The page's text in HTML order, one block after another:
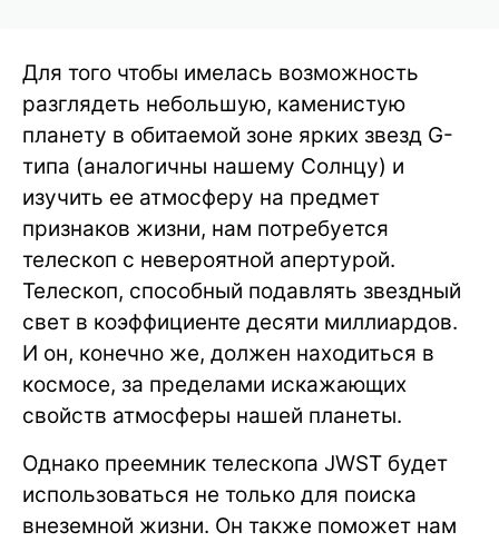
Для того чтобы имелась возможность
разглядеть небольшую, каменистую
планету в обитаемой зоне ярких звезд G-
типа (аналогичны нашему Солнцу) и
изучить ее атмосферу на предмет
признаков жизни, нам потребуется
телескоп с невероятной апертурой.
Телескоп, способный подавлять звездный
свет в коэффициенте десяти миллиардов.
И он, конечно же, должен находиться в
космосе, за пределами искажающих
свойств атмосферы нашей планеты.
Однако преемник телескопа JWST будет
использоваться не только для поиска
внеземной жизни. Он также поможет нам